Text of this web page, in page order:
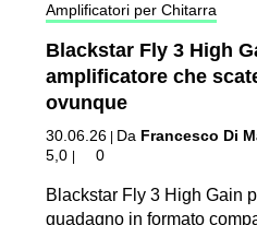
Amplificatori per Chitarra
Blackstar Fly 3 High
amplificatore che
ovunque
30.06.26 Da Francesco Di
5,0
0
Blackstar Fly 3 High Gain
guadagno in formato